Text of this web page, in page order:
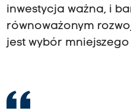
inwestycja ważna, i
równoważonym
jest wybór mniejszego